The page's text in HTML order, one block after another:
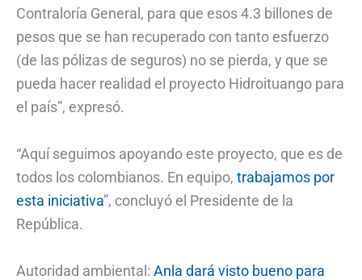
Contraloría General, para que esos 4.3 billones de
pesos que se han recuperado con tanto esfuerzo
(de las pólizas de seguros) no se pierda, y que se
pueda hacer realidad el proyecto Hidroituango para
el país”, expresó.
“Aquí seguimos apoyando este proyecto, que es de
todos los colombianos. En equipo, trabajamos por
esta iniciativa”, concluyó el Presidente de la
República.
Autoridad ambiental: Anla dará visto bueno para